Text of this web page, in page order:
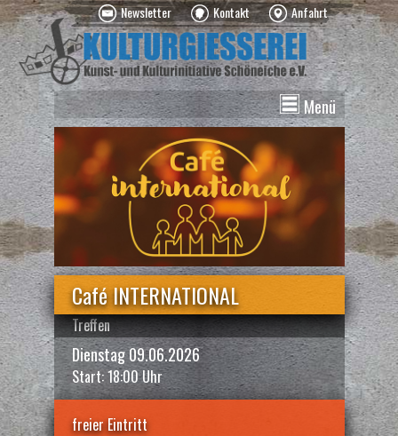
Newsletter Kontakt Anfahrt
Menü
News
Veranstaltungen
Kurse
Vermietung
Spenden
Café INTERNATIONAL
Treffen
Dienstag 09.06.2026
Start: 18:00 Uhr
freier Eintritt